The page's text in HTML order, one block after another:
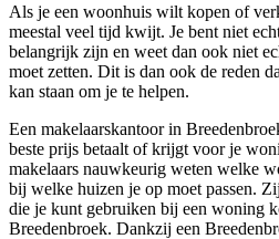
Als je een woonhuis wilt kopen of
meestal veel tijd kwijt. Je bent niet
belangrijk zijn en weet dan ook niet
moet zetten. Dit is dan ook de reden
kan staan om je te helpen.
Een makelaarskantoor in
beste prijs betaalt of krijgt voor je
makelaars nauwkeurig weten welke
bij welke huizen je op moet passen.
die je kunt gebruiken bij een woning
Breedenbroek. Dankzij een